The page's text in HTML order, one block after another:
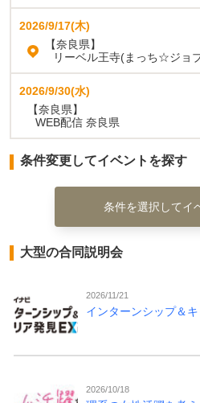
2026/9/17(木)
【奈良県】
リーベル王寺(まっち☆ジョ
2026/9/30(水)
【奈良県】
WEB配信 奈良県
条件変更してイベントを探す
条件を選択してイ
大型の合同説明会
2026/11/21
インターンシップ＆
2026/10/18